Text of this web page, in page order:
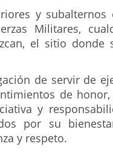
y subalternos
Militares,
el sitio donde
de servir de
de
y
por su
y respeto.